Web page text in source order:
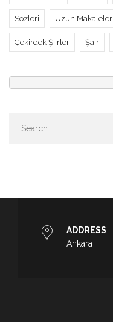
Sözleri Uzun Makaleler
Çekirdek Şiirler Şair
ADDRESS
Ankara